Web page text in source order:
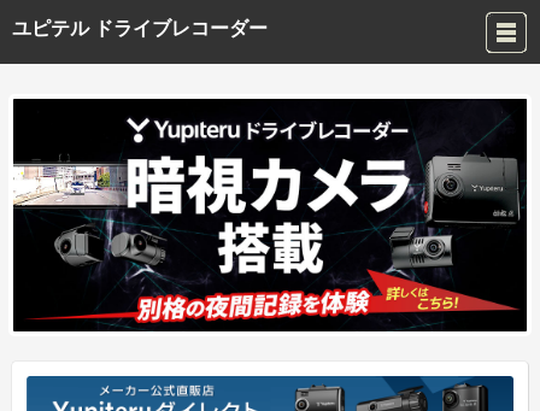
ユピテル ドライブレコーダー